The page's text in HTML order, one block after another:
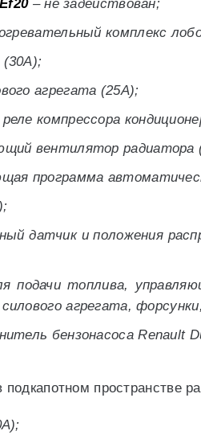
Ef20– не задействован;
комплекс
агрегата (25А);
компрессора
вентилятор радиатора
программа
датчик и положения
подачи топлива,
агрегата,
бензонасоса Renault
пространстве